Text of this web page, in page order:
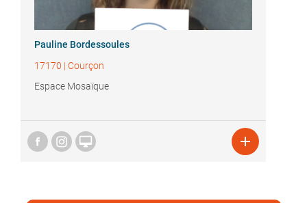
Pauline Bordessoules
17170 | Courçon
Espace Mosaïque
 